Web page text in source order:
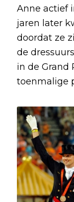
Anne actief
jaren later
doordat ze
de
in de Grand
toenmalige